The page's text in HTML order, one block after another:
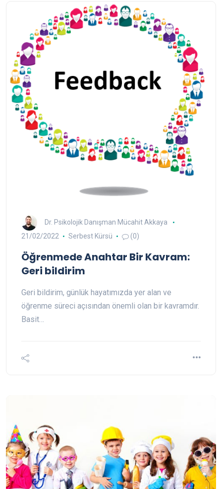
Dr. Psikolojik Danışman Mücahit Akkaya
21/02/2022
Serbest Kürsü (0)
Öğrenmede Anahtar Bir Kavram:
Geri bildirim
Geri bildirim, günlük hayatımızda yer alan ve
öğrenme süreci açısından önemli olan bir kavramdır.
Basit…